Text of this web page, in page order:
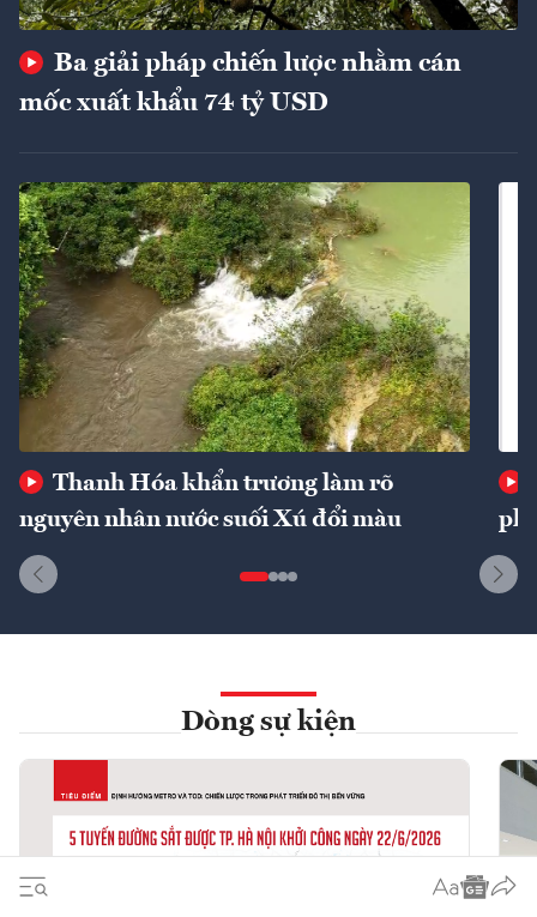
Ba giải pháp chiến lược nhằm cán
mốc xuất khẩu 74 tỷ USD
Thanh Hóa khẩn trương làm rõ
nguyên nhân nước suối Xú đổi màu
phí
Dòng sự kiện